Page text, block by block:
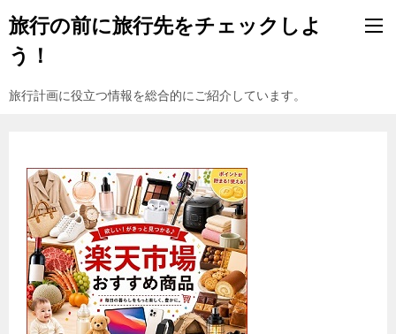
旅行の前に旅行先をチェックしよ
う！
旅行計画に役立つ情報を総合的にご紹介しています。